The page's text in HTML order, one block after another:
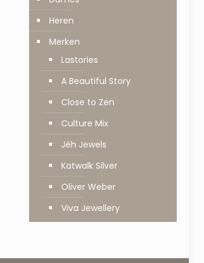
Heren
Merken
Lastories
A Beautiful Story
Close to Zen
Culture Mix
Jéh Jewels
Katwalk Silver
Oliver Weber
Viva Jewellery